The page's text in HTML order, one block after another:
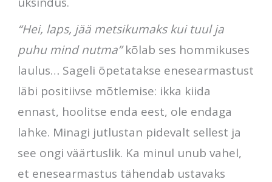
“Hei, laps, jää metsikumaks kui tuul ja
puhu mind nutma”kõlab ses hommikuses
laulus… Sageli õpetatakse enesearmastust
läbi positiivse mõtlemise: ikka kiida
ennast, hoolitse enda eest, ole endaga
lahke. Minagi jutlustan pidevalt sellest ja
see ongi väärtuslik. Ka minul unub vahel,
et enesearmastus tähendab ustavaks